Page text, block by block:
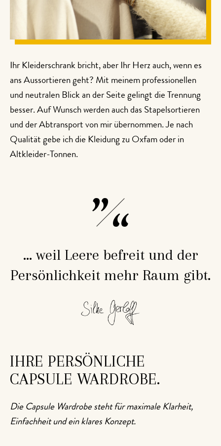
Ihr Kleiderschrank bricht, aber Ihr Herz auch, wenn es
ans Aussortieren geht? Mit meinem professionellen
und neutralen Blick an der Seite gelingt die Trennung
besser. Auf Wunsch werden auch das Stapelsortieren
und der Abtransport von mir übernommen. Je nach
Qualität gebe ich die Kleidung zu Oxfam oder in
Altkleider-Tonnen.
... weil Leere befreit und der
Persönlichkeit mehr Raum gibt.
IHRE PERSÖNLICHE
CAPSULE WARDROBE.
Die Capsule Wardrobe steht für maximale Klarheit,
Einfachheit und ein klares Konzept.